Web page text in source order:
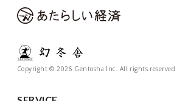
Copyright © 2026 Gentosha Inc. All rights reserved.